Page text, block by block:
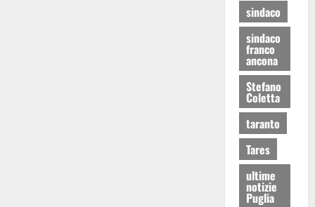
sindaco
sindaco
franco
ancona
Stefano
Coletta
taranto
Tares
ultime
notizie
Puglia